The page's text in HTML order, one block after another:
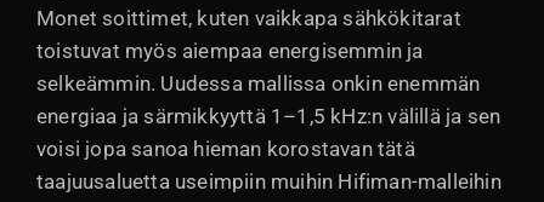
Monet soittimet, kuten vaikkapa sähkökitarat
toistuvat myös aiempaa energisemmin ja
selkeämmin. Uudessa mallissa onkin enemmän
energiaa ja särmikkyyttä 1–1,5 kHz:n välillä ja sen
voisi jopa sanoa hieman korostavan tätä
taajuusaluetta useimpiin muihin Hifiman-malleihin